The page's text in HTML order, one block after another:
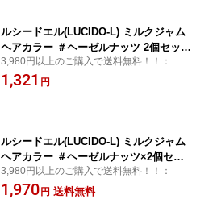
ルシードエル(LUCIDO-L) ミルクジャム
ヘアカラー ＃ヘーゼルナッツ 2個セット
アフターカラー美容液付き セルフカラ
ー ミルクタイプ マンダム(mandom)
3,980円以上のご購入で送料無料！！：
1,321 円
ルシードエル(LUCIDO-L) ミルクジャム
ヘアカラー ＃ヘーゼルナッツ×2個セッ
ト セルフカラー ミルクタイプ マンダム
(mandom)【送料込(北海道除く)】
3,980円以上のご購入で送料無料！！：
1,970円 送料無料